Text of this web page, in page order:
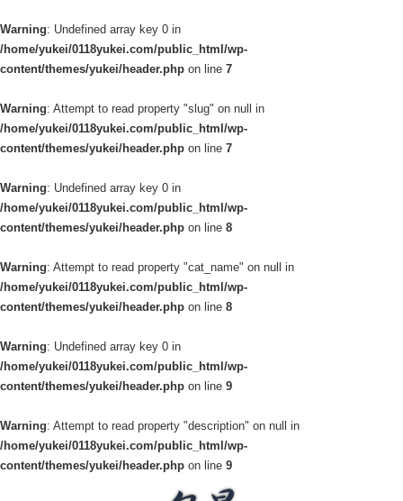
Warning: Undefined array key 0 in
/home/yukei/0118yukei.com/public_html/wp-
content/themes/yukei/header.php on line 7
Warning: Attempt to read property "slug" on null in
/home/yukei/0118yukei.com/public_html/wp-
content/themes/yukei/header.php on line 7
Warning: Undefined array key 0 in
/home/yukei/0118yukei.com/public_html/wp-
content/themes/yukei/header.php on line 8
Warning: Attempt to read property "cat_name" on null in
/home/yukei/0118yukei.com/public_html/wp-
content/themes/yukei/header.php on line 8
Warning: Undefined array key 0 in
/home/yukei/0118yukei.com/public_html/wp-
content/themes/yukei/header.php on line 9
Warning: Attempt to read property "description" on null in
/home/yukei/0118yukei.com/public_html/wp-
content/themes/yukei/header.php on line 9